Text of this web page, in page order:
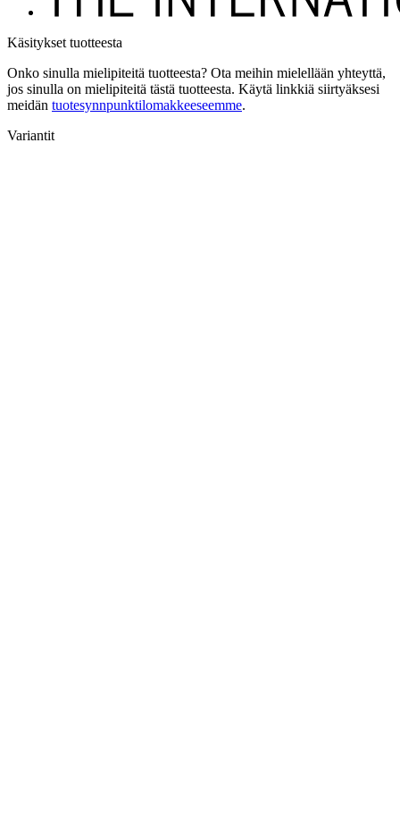
Käsitykset tuotteesta
Onko sinulla mielipiteitä tuotteesta? Ota meihin mielellään yhteyttä,
jos sinulla on mielipiteitä tästä tuotteesta. Käytä linkkiä siirtyäksesi
meidän tuotesynnpunktilomakkeeseemme.
Variantit